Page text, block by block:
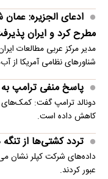
ادعای الجزیره: عمان
مطرح کرد و ایران
مدیر مرکز عربی مطالعات
شناورهای نظامی آمریکا از
پاسخ منفی ترامپ
دونالد ترامپ گفت: کمک‌های
کاهش داده است.
تردد کشتی‌ها از
داده‌های شرکت کپلر نشان
عبور کردند.